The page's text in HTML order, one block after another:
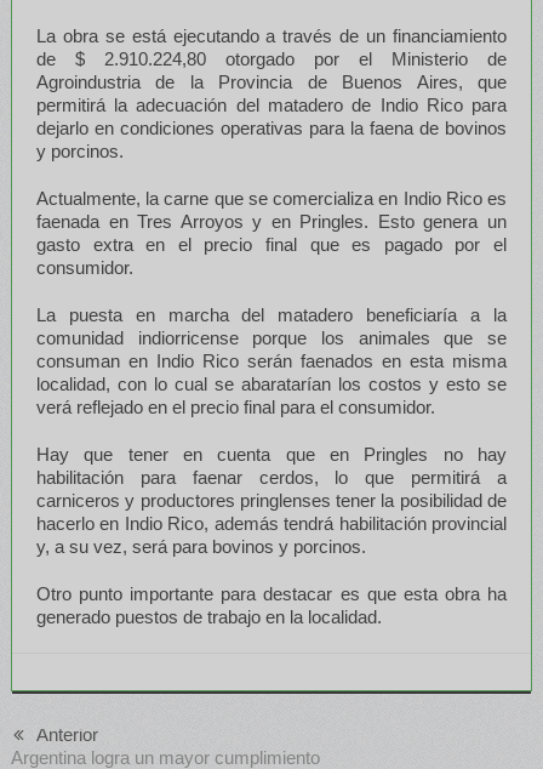
La obra se está ejecutando a través de un financiamiento
de $ 2.910.224,80 otorgado por el Ministerio de
Agroindustria de la Provincia de Buenos Aires, que
permitirá la adecuación del matadero de Indio Rico para
dejarlo en condiciones operativas para la faena de bovinos
y porcinos.
Actualmente, la carne que se comercializa en Indio Rico es
faenada en Tres Arroyos y en Pringles. Esto genera un
gasto extra en el precio final que es pagado por el
consumidor.
La puesta en marcha del matadero beneficiaría a la
comunidad indiorricense porque los animales que se
consuman en Indio Rico serán faenados en esta misma
localidad, con lo cual se abaratarían los costos y esto se
verá reflejado en el precio final para el consumidor.
Hay que tener en cuenta que en Pringles no hay
habilitación para faenar cerdos, lo que permitirá a
carniceros y productores pringlenses tener la posibilidad de
hacerlo en Indio Rico, además tendrá habilitación provincial
y, a su vez, será para bovinos y porcinos.
Otro punto importante para destacar es que esta obra ha
generado puestos de trabajo en la localidad.
Anterior
Argentina logra un mayor cumplimiento